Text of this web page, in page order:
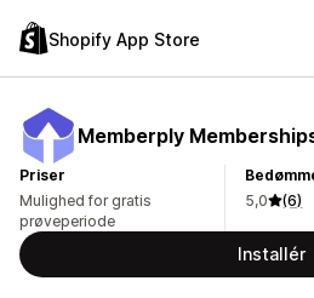
Shopify App Store
Memberply
Priser
Mulighed for gratis
prøveperiode
5,0
(6)
Installér